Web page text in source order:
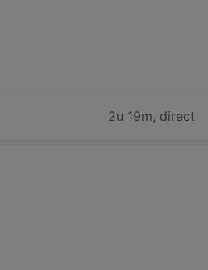
2u 19m, direct